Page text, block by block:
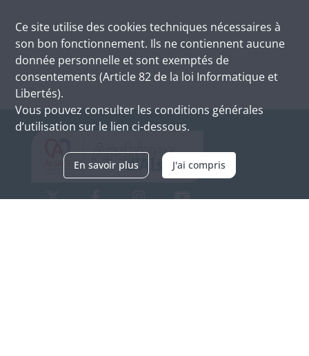
Ce site utilise des cookies techniques nécessaires à
son bon fonctionnement. Ils ne contiennent aucune
donnée personnelle et sont exemptés de
consentements (Article 82 de la loi Informatique et
Libertés).
Vous pouvez consulter les conditions générales
d’utilisation sur le lien ci-dessous.
En savoir plus J'ai compris